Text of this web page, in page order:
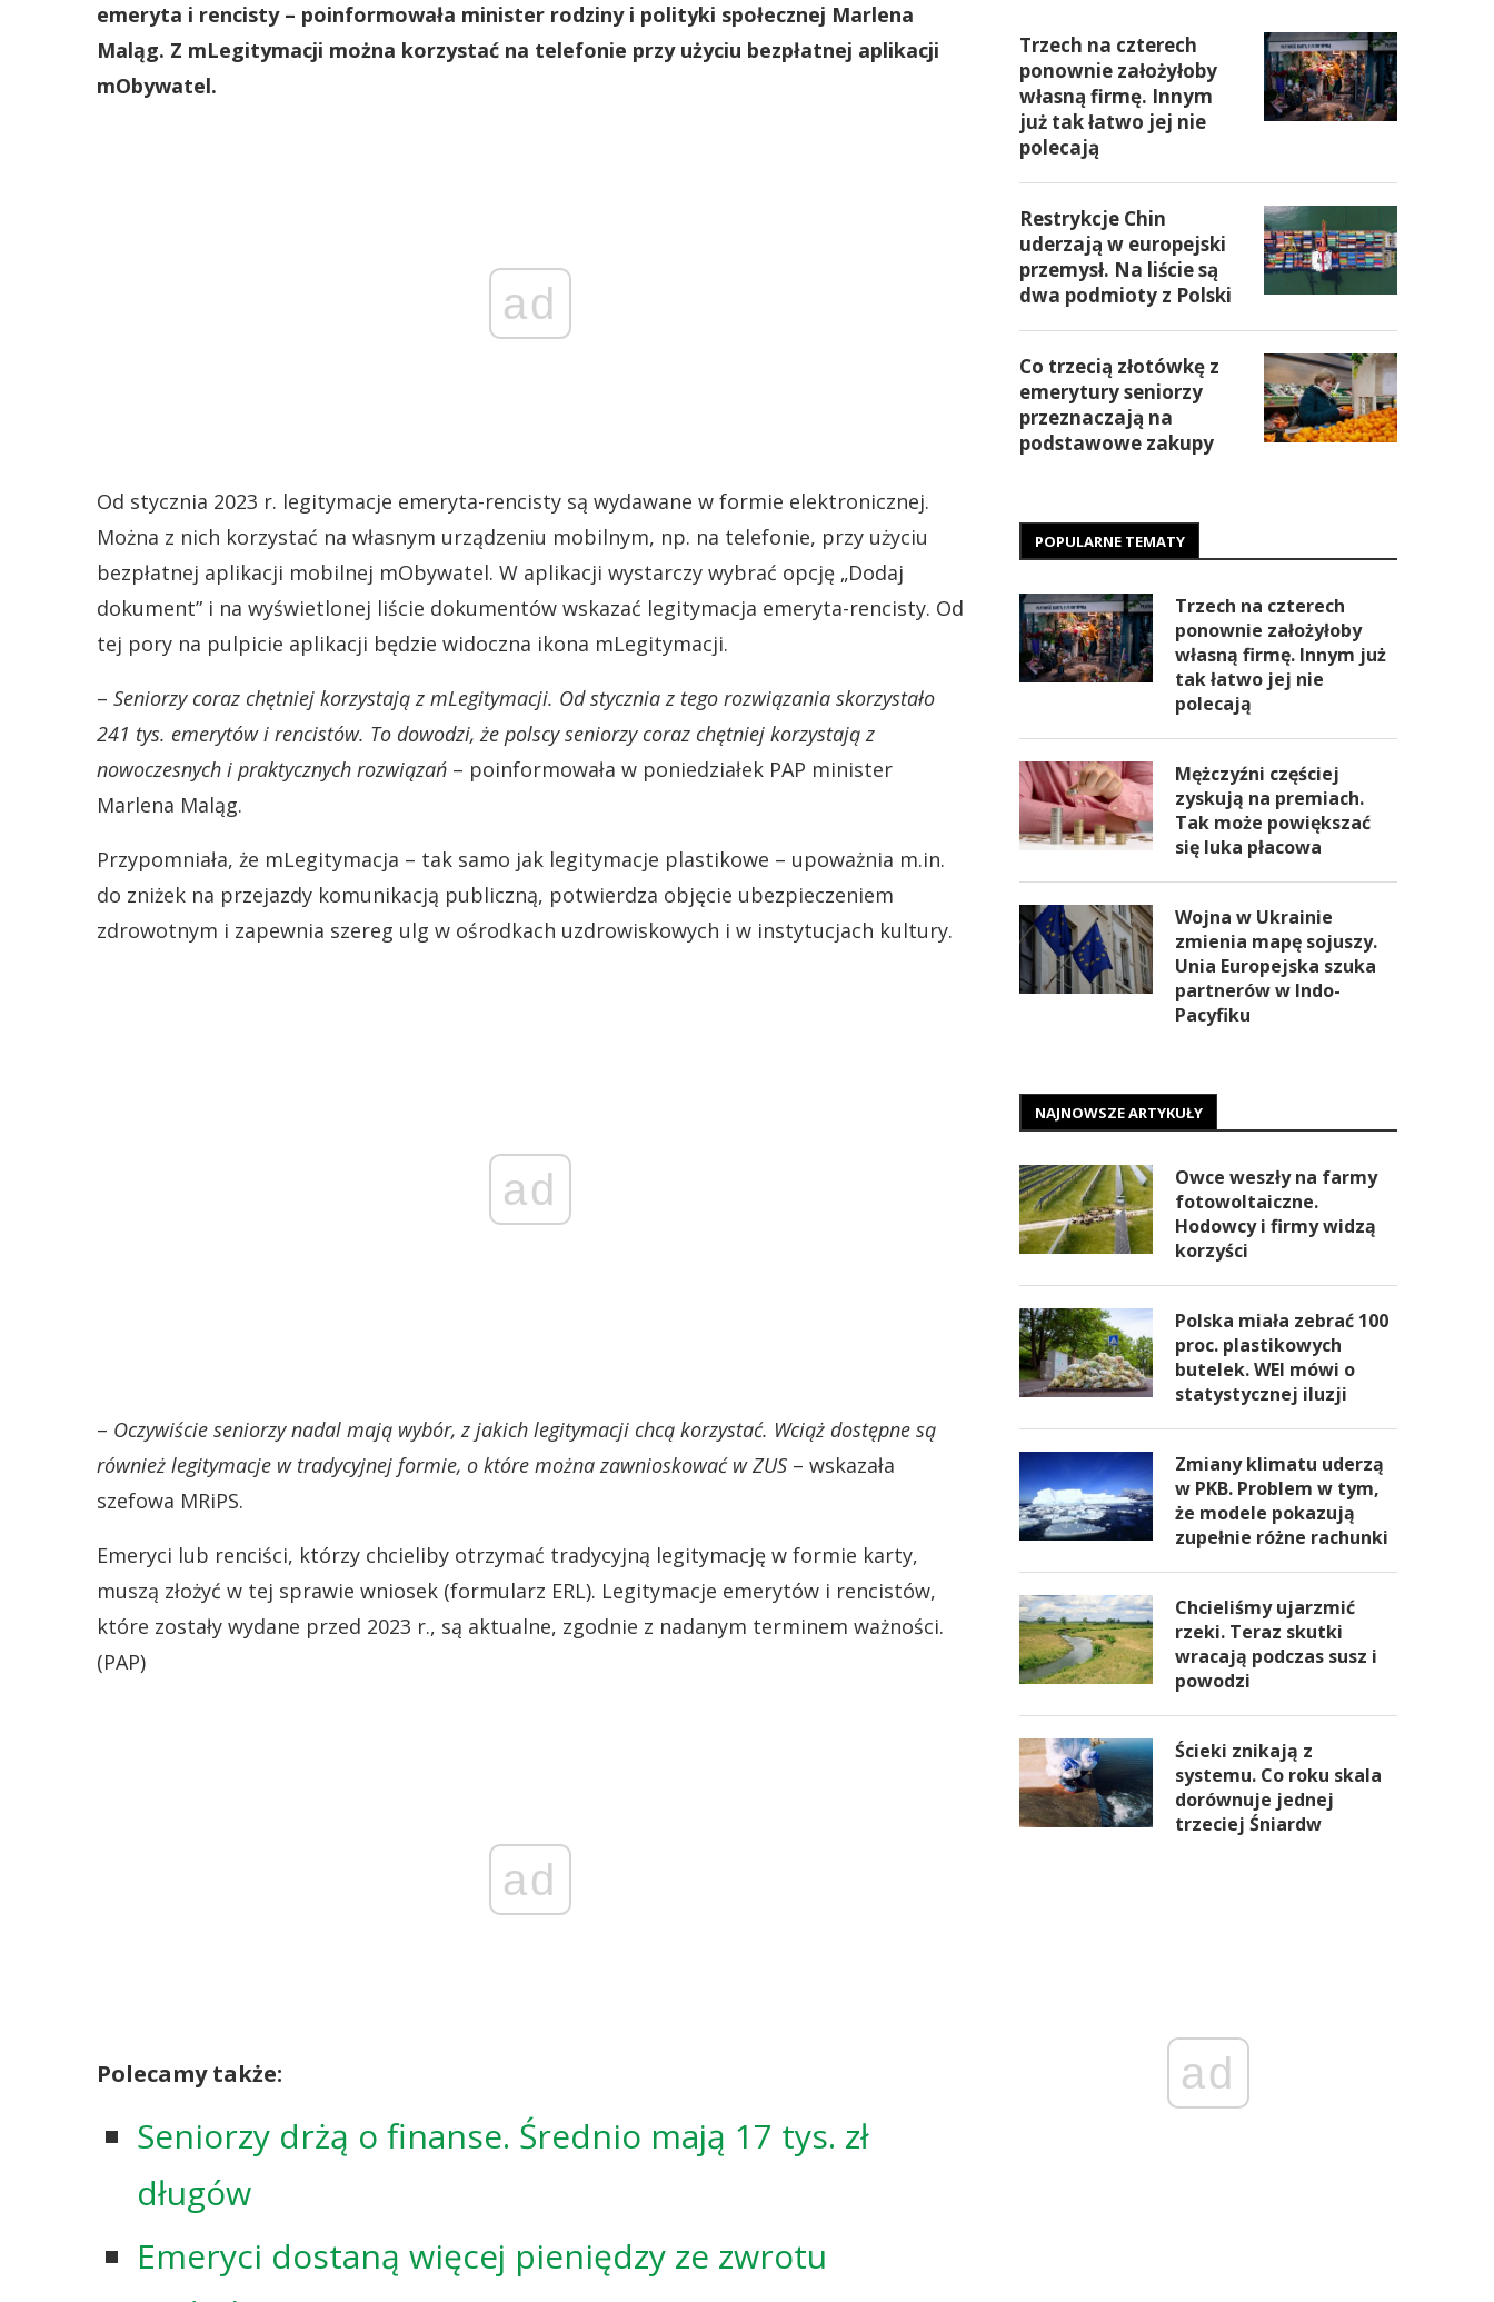
emeryta i rencisty – poinformowała minister rodziny i polityki społecznej Marlena
Maląg. Z mLegitymacji można korzystać na telefonie przy użyciu bezpłatnej aplikacji
mObywatel.
ad
Od stycznia 2023 r. legitymacje emeryta-rencisty są wydawane w formie elektronicznej.
Można z nich korzystać na własnym urządzeniu mobilnym, np. na telefonie, przy użyciu
bezpłatnej aplikacji mobilnej mObywatel. W aplikacji wystarczy wybrać opcję „Dodaj
dokument” i na wyświetlonej liście dokumentów wskazać legitymacja emeryta-rencisty. Od
tej pory na pulpicie aplikacji będzie widoczna ikona mLegitymacji.
– Seniorzy coraz chętniej korzystają z mLegitymacji. Od stycznia z tego rozwiązania skorzystało
241 tys. emerytów i rencistów. To dowodzi, że polscy seniorzy coraz chętniej korzystają z
nowoczesnych i praktycznych rozwiązań – poinformowała w poniedziałek PAP minister
Marlena Maląg.
Przypomniała, że mLegitymacja – tak samo jak legitymacje plastikowe – upoważnia m.in.
do zniżek na przejazdy komunikacją publiczną, potwierdza objęcie ubezpieczeniem
zdrowotnym i zapewnia szereg ulg w ośrodkach uzdrowiskowych i w instytucjach kultury.
ad
– Oczywiście seniorzy nadal mają wybór, z jakich legitymacji chcą korzystać. Wciąż dostępne są
również legitymacje w tradycyjnej formie, o które można zawnioskować w ZUS – wskazała
szefowa MRiPS.
Emeryci lub renciści, którzy chcieliby otrzymać tradycyjną legitymację w formie karty,
muszą złożyć w tej sprawie wniosek (formularz ERL). Legitymacje emerytów i rencistów,
które zostały wydane przed 2023 r., są aktualne, zgodnie z nadanym terminem ważności.
(PAP)
ad
Polecamy także:
Seniorzy drżą o finanse. Średnio mają 17 tys. zł
długów
Emeryci dostaną więcej pieniędzy ze zwrotu
Trzech na czterech
ponownie założyłoby
własną firmę. Innym
już tak łatwo jej nie
polecają
Restrykcje Chin
uderzają w europejski
przemysł. Na liście są
dwa podmioty z Polski
Co trzecią złotówkę z
emerytury seniorzy
przeznaczają na
podstawowe zakupy
POPULARNE TEMATY
Trzech na czterech
ponownie założyłoby
własną firmę. Innym już
tak łatwo jej nie
polecają
Mężczyźni częściej
zyskują na premiach.
Tak może powiększać
się luka płacowa
Wojna w Ukrainie
zmienia mapę sojuszy.
Unia Europejska szuka
partnerów w Indo-
Pacyfiku
NAJNOWSZE ARTYKUŁY
Owce weszły na farmy
fotowoltaiczne.
Hodowcy i firmy widzą
korzyści
Polska miała zebrać 100
proc. plastikowych
butelek. WEI mówi o
statystycznej iluzji
Zmiany klimatu uderzą
w PKB. Problem w tym,
że modele pokazują
zupełnie różne rachunki
Chcieliśmy ujarzmić
rzeki. Teraz skutki
wracają podczas susz i
powodzi
Ścieki znikają z
systemu. Co roku skala
dorównuje jednej
trzeciej Śniardw
ad